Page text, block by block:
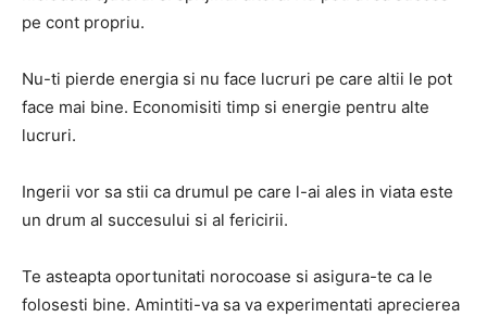
pe cont propriu.
Nu-ti pierde energia si nu face lucruri pe care altii le pot
face mai bine. Economisiti timp si energie pentru alte
lucruri.
Ingerii vor sa stii ca drumul pe care l-ai ales in viata este
un drum al succesului si al fericirii.
Te asteapta oportunitati norocoase si asigura-te ca le
folosesti bine. Amintiti-va sa va experimentati aprecierea